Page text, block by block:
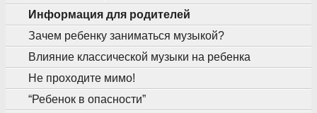
Информация для родителей
Зачем ребенку заниматься музыкой?
Влияние классической музыки на ребенка
Не проходите мимо!
“Ребенок в опасности”